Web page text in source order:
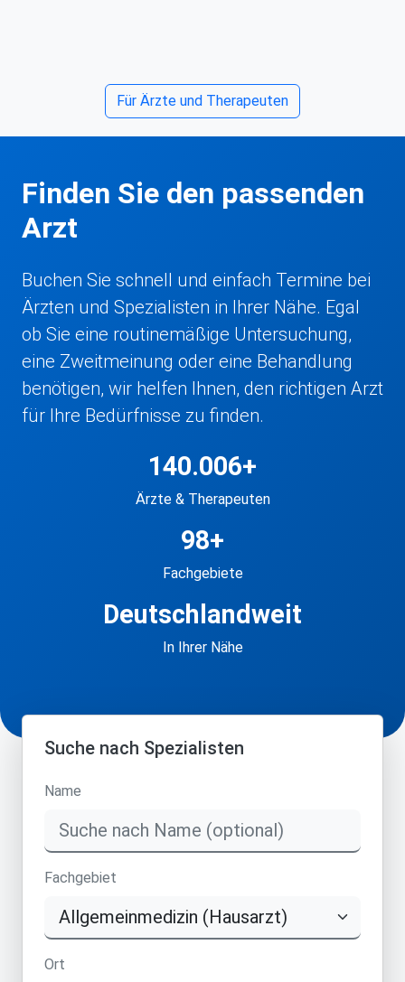
Für Ärzte und Therapeuten
Finden Sie den passenden
Arzt
Buchen Sie schnell und einfach Termine bei
Ärzten und Spezialisten in Ihrer Nähe. Egal
ob Sie eine routinemäßige Untersuchung,
eine Zweitmeinung oder eine Behandlung
benötigen, wir helfen Ihnen, den richtigen Arzt
für Ihre Bedürfnisse zu finden.
140.006+
Ärzte & Therapeuten
98+
Fachgebiete
Deutschlandweit
In Ihrer Nähe
Suche nach Spezialisten
Name
Fachgebiet
Ort